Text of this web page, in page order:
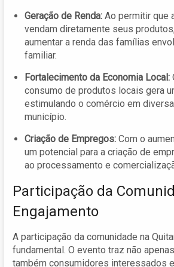
Geração de Renda: Ao permitir que
vendam diretamente seus
aumentar a renda das famílias
familiar.
Fortalecimento da Economia Local:
consumo de produtos locais gera
estimulando o comércio em
município.
Criação de Empregos: Com o
um potencial para a criação de
ao processamento e
Participação da
Engajamento
A participação da comunidade na
fundamental. O evento traz não
também consumidores interessados